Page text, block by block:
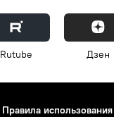
Rutube Дзен
Правила использования